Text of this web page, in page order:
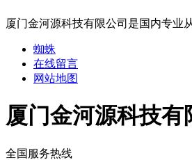
厦门金河源科技有限公司是国内专业
蜘蛛
在线留言
网站地图
厦门金河源科技有
全国服务热线